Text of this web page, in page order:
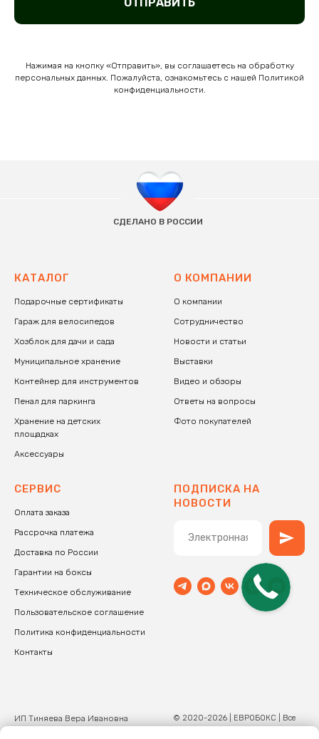
Нажимая на кнопку «Отправить», вы соглашаетесь на обработку
персональных данных. Пожалуйста, ознакомьтесь с нашей Политикой
конфиденциальности.
СДЕЛАНО В РОССИИ
КАТАЛОГ
Подарочные сертификаты
Гараж для велосипедов
Хозблок для дачи и сада
Муниципальное хранение
Контейнер для инструментов
Пенал для паркинга
Хранение на детских
площадках
Аксессуары
О КОМПАНИИ
О компании
Сотрудничество
Новости и статьи
Выставки
Видео и обзоры
Ответы на вопросы
Фото покупателей
СЕРВИС
Оплата заказа
Рассрочка платежа
Доставка по России
Гарантии на боксы
Техническое обслуживание
Пользовательское соглашение
Политика конфиденциальности
Контакты
ПОДПИСКА НА
НОВОСТИ
ИП Тиняева Вера Ивановна
© 2020-2026 | ЕВРОБОКС | Все